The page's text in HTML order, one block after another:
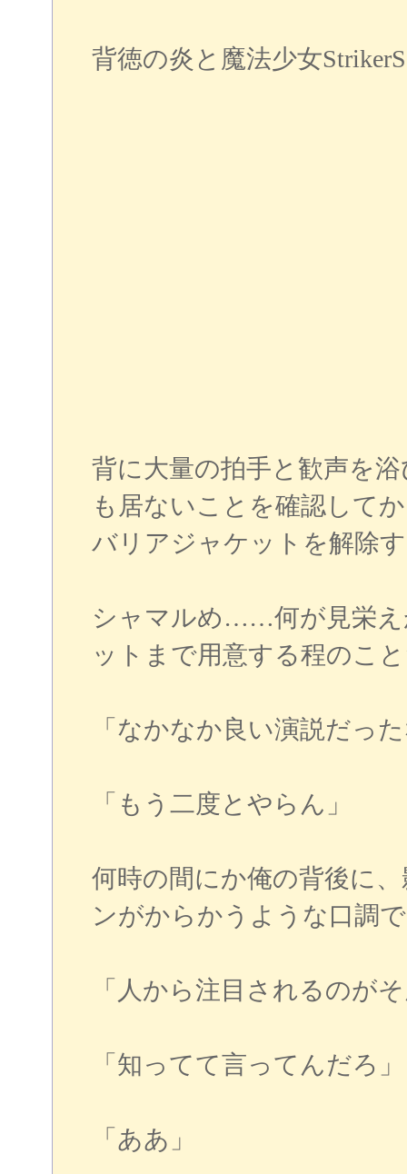
背徳の炎と魔法少女
背に大量の拍手と歓声を
も居ないことを確認して
バリアジャケットを解除
シャマルめ……何が見栄え
ットまで用意する程のこ
「なかなか良い演説だっ
「もう二度とやらん」
何時の間にか俺の背後に
ンがからかうような口調
「人から注目されるのが
「知ってて言ってんだろ」
「ああ」